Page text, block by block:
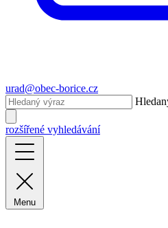
urad@obec-borice.cz
rozšířené vyhledávání
Menu